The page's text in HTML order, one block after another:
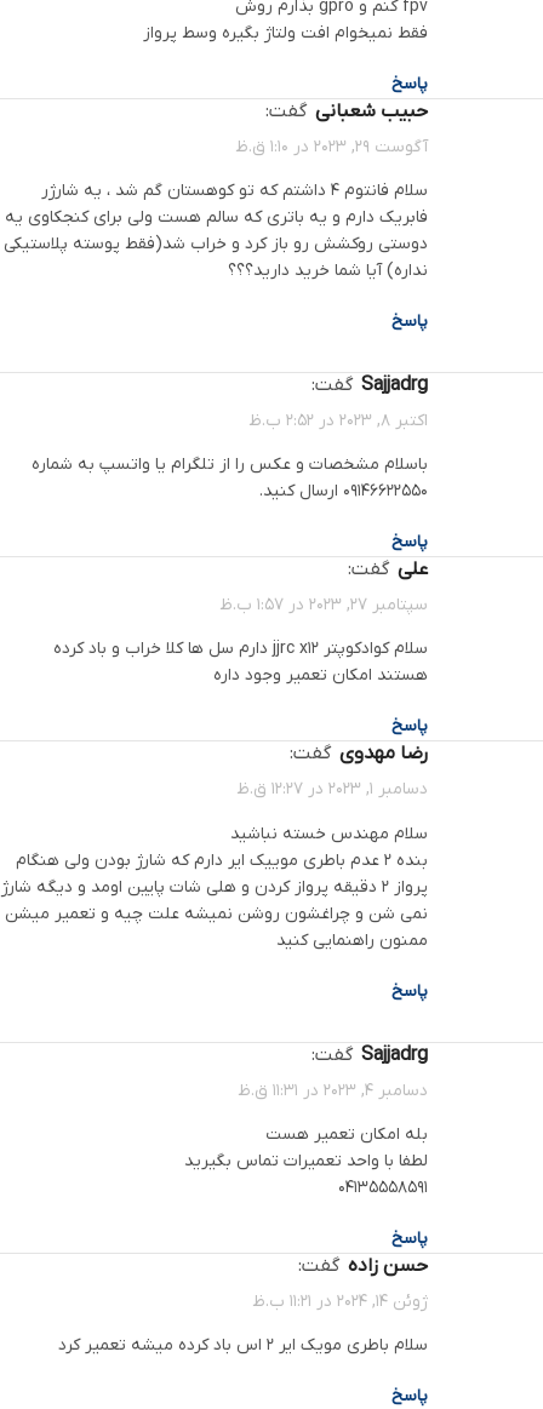
fpv کنم و gpro بذارم روش
فقط نمیخوام افت ولتاژ بگیره وسط پرواز
پاسخ
حبیب شعبانی گفت:
آگوست 29, 2023 در 1:10 ق.ظ
سلام فانتوم ۴ داشتم که تو کوهستان گم شد ، یه شارژر
فابریک دارم و یه باتری که سالم هست ولی برای کنجکاوی یه
دوستی روکشش رو باز کرد و خراب شد(فقط پوسته پلاستیکی
نداره) آیا شما خرید دارید؟؟؟
پاسخ
sajjadrg گفت:
اکتبر 8, 2023 در 2:52 ب.ظ
باسلام مشخصات و عکس را از تلگرام یا واتسپ به شماره
09146622550 ارسال کنید.
پاسخ
علی گفت:
سپتامبر 27, 2023 در 1:57 ب.ظ
سلام کوادکوپتر jjrc x12 دارم سل ها کلا خراب و باد کرده
هستند امکان تعمیر وجود داره
پاسخ
رضا مهدوی گفت:
دسامبر 1, 2023 در 12:27 ق.ظ
سلام مهندس خسته نباشید
بنده ۲ عدم باطری موییک ایر دارم که شارژ بودن ولی هنگام
پرواز ۲ دقیقه پرواز کردن و هلی شات پایین اومد و دیگه شارژ
نمی شن و چراغشون روشن نمیشه علت چیه و تعمیر میشن
ممنون راهنمایی کنید
پاسخ
sajjadrg گفت:
دسامبر 4, 2023 در 11:31 ق.ظ
بله امکان تعمیر هست
لطفا با واحد تعمیرات تماس بگیرید
04135558591
پاسخ
حسن زاده گفت:
ژوئن 14, 2024 در 11:21 ب.ظ
سلام باطری مویک ایر ۲ اس باد کرده میشه تعمیر کرد
پاسخ